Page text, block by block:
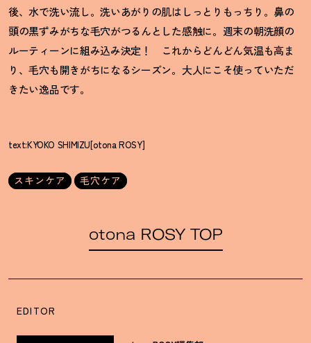
後、水で洗い流し。洗いあがりの肌はしっとりもっちり。鼻の
頭の黒ずみがちな毛穴がつるんとした感触に。週末の朝洗顔の
ルーティーンに組み込み決定 ！
これからどんどん気温も高ま
り、毛穴も開きがちになるシーズン。大人にこそ使っていただ
きたい逸品です。
text:KYOKO SHIMIZU[otona ROSY]
スキンケア 毛穴ケア
otona ROSY TOP
EDITOR